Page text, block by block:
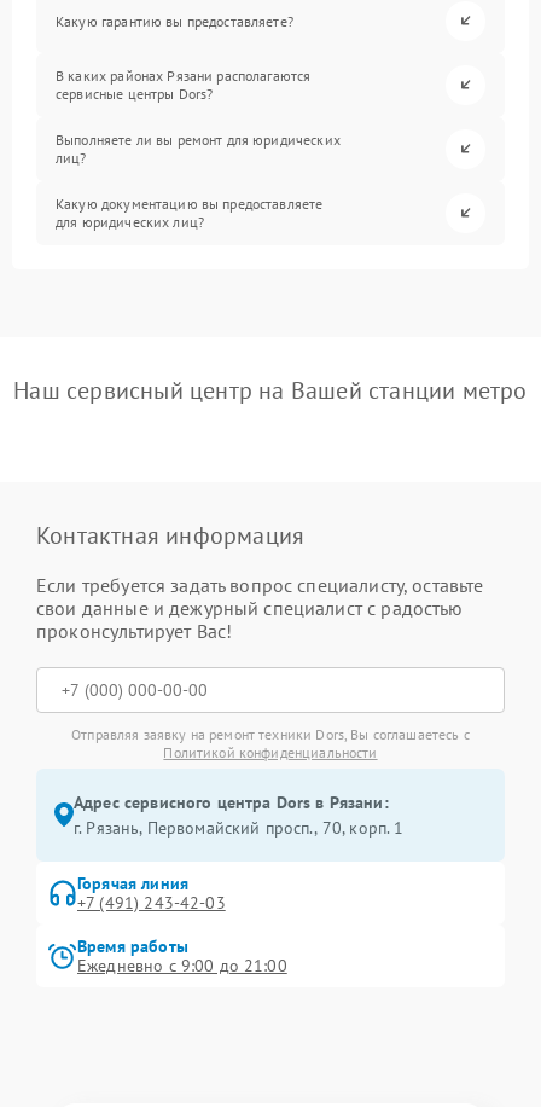
Какую гарантию вы предоставляете?
В каких районах Рязани располагаются
сервисные центры Dors?
Выполняете ли вы ремонт для юридических
лиц?
Какую документацию вы предоставляете
для юридических лиц?
Наш сервисный центр на Вашей станции метро
Контактная информация
Если требуется задать вопрос специалисту, оставьте
свои данные и дежурный специалист с радостью
проконсультирует Вас!
Отправляя заявку на ремонт техники Dors, Вы соглашаетесь с
Политикой конфиденциальности
Адрес сервисного центра Dors в Рязани:
г. Рязань, Первомайский просп., 70, корп. 1
Горячая линия
+7 (491) 243-42-03
Время работы
Ежедневно с 9:00 до 21:00